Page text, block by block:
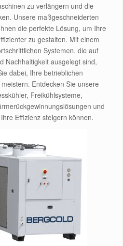
zu verlängern und die
Unsere maßgeschneiderten
die perfekte Lösung, um Ihre
zu gestalten. Mit einem
Systemen, die auf
Nachhaltigkeit ausgelegt sind,
dabei, Ihre betrieblichen
Entdecken Sie unsere
Freikühlsysteme,
und
Effizienz steigern können.